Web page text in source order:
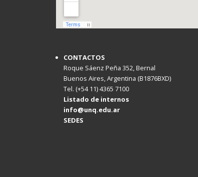
CONTACTOS
Roque Sáenz Peña 352, Bernal
Buenos Aires, Argentina (B1876BXD)
Tel. (+54 11) 4365 7100
Listado de internos
info@unq.edu.ar
SEDES